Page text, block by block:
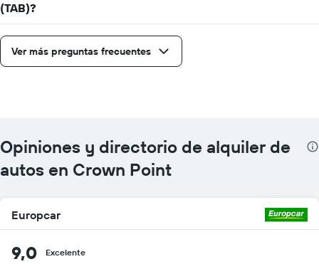
(TAB)?
Ver más preguntas frecuentes
Opiniones y directorio de alquiler de
autos en Crown Point
Europcar
9,0 Excelente